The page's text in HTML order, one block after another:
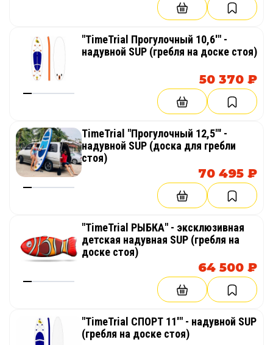
"TimeTrial Прогулочный 10,6'" -
надувной SUP (гребля на доске стоя)
50 370 ₽
TimeTrial "Прогулочный 12,5"' -
надувной SUP (доска для гребли
стоя)
70 495 ₽
"TimeTrial РЫБКА" - эксклюзивная
детская надувная SUP (гребля на
доске стоя)
64 500 ₽
"TimeTrial СПОРТ 11'" - надувной SUP
(гребля на доске стоя)